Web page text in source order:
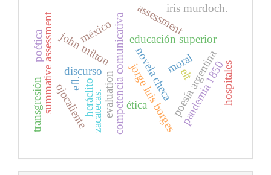
discurso competencia comunicativa educación superior
jorge luis borges
heráclito
john milton poesía argentina
ética
moral
méxico
novela checa
assessment
evaluation
summative assessment elt
efl. pandemia 1850
ojocalientezacatecas.
hospitales
poética
iris murdoch.
transgresión